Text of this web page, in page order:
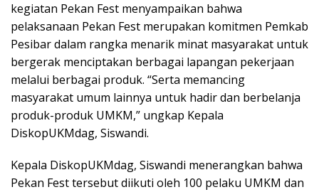
kegiatan Pekan Fest menyampaikan bahwa
pelaksanaan Pekan Fest merupakan komitmen Pemkab
Pesibar dalam rangka menarik minat masyarakat untuk
bergerak menciptakan berbagai lapangan pekerjaan
melalui berbagai produk. “Serta memancing
masyarakat umum lainnya untuk hadir dan berbelanja
produk-produk UMKM,” ungkap Kepala
DiskopUKMdag, Siswandi.
Kepala DiskopUKMdag, Siswandi menerangkan bahwa
Pekan Fest tersebut diikuti oleh 100 pelaku UMKM dan